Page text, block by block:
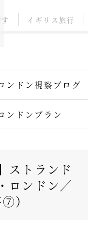
イギリス旅行
ンドン視察ブログ
ンドンプラン
ストランド
ロンドン／
）